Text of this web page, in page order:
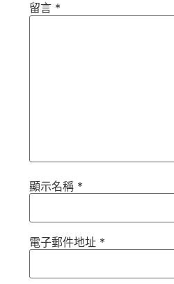
留言 *
顯示名稱 *
電子郵件地址 *